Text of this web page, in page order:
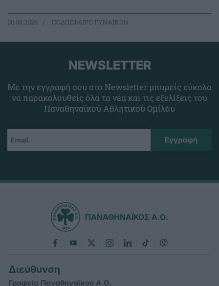
06.08.2026 ΠΟΔΟΣΦΑΙΡΟ ΓΥΝΑΙΚΩΝ
NEWSLETTER
Με την εγγραφή σου στο Newsletter μπορείς εύκολα
να παρακολουθείς όλα τα νέα και τις εξελίξεις του
Παναθηναϊκού Αθλητικού Ομίλου
ΠΑΝΑΘΗΝΑΪΚΟΣ Α.Ο.
Διεύθυνση
Γραφεία Παναθηναϊκού Α.Ο.